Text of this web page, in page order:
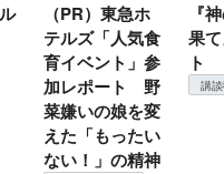
（PR）東急ホ
テルズ「人気食
育イベント」参
加レポート 野
菜嫌いの娘を変
えた「もったい
ない！」の精神
『
果
ト
講